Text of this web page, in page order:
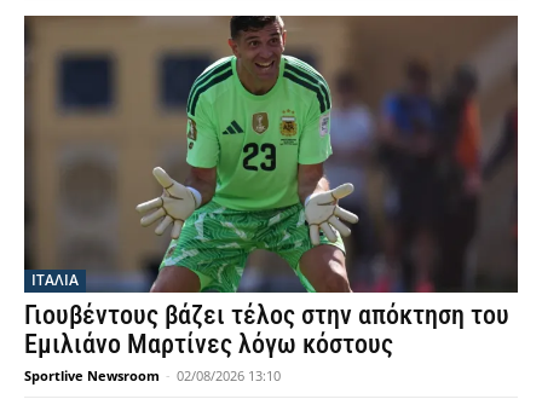
ΙΤΑΛΙΑ
Γιουβέντους βάζει τέλος στην απόκτηση του
Εμιλιάνο Μαρτίνες λόγω κόστους
Sportlive Newsroom - 02/08/2026 13:10